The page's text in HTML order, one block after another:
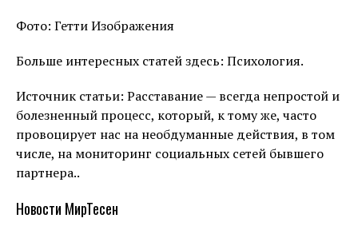
Фото: Гетти Изображения
Больше интересных статей здесь: Психология.
Источник статьи: Расставание — всегда непростой и
болезненный процесс, который, к тому же, часто
провоцирует нас на необдуманные действия, в том
числе, на мониторинг социальных сетей бывшего
партнера..
Новости МирТесен